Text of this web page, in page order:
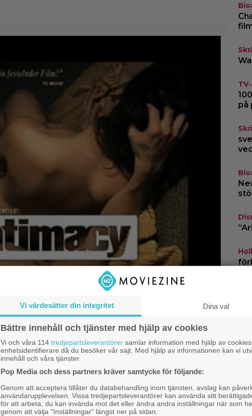
på
Vi värdesätter din integritet Dina val
Bättre innehåll och tjänster med hjälp av cookies
Vi och våra 114 tredjepartsleverantörer samlar information med hjälp av
enhetsidentifierare då du besöker vår sajt. Med hjälp av informationen kan vi
innehåll och våra tjänster.
Pop Media och dess partners kräver samtycke för följande:
Genom att acceptera tillåter du databehandling inom tjänsten, avslag kan
användarupplevelsen. Vissa tredjepartsleverantörer kan använda sitt
för att arbeta, du kan invända mot det eller ändra andra inställningar när som
genom att välja "Inställningar" längst ner på sidan.